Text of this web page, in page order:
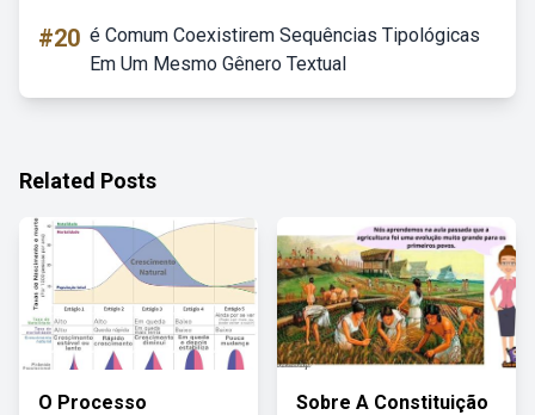
#20 é Comum Coexistirem Sequências Tipológicas
Em Um Mesmo Gênero Textual
Related Posts
O Processo
Sobre A Constituição